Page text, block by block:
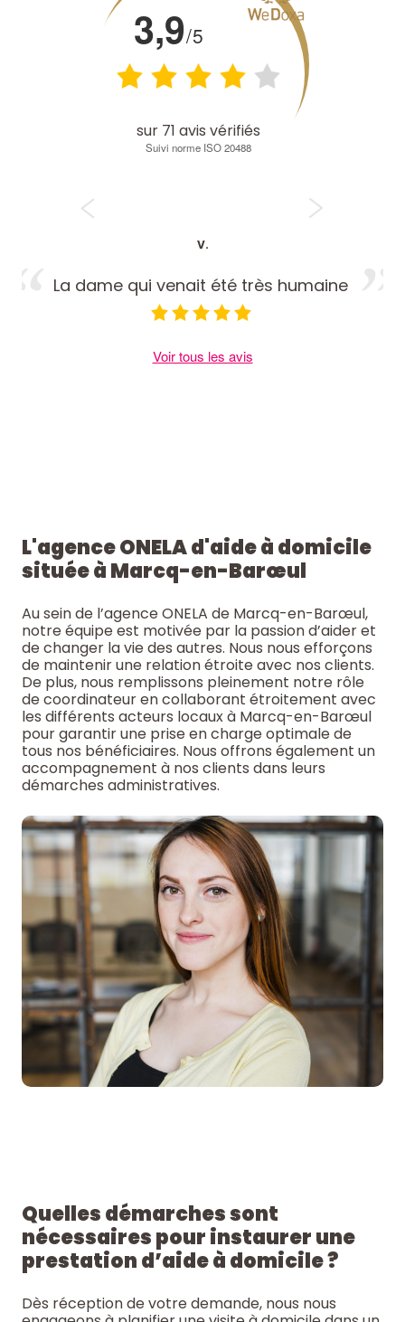
3,9/5
sur 71 avis vérifiés
Suivi norme ISO 20488
V.
La dame qui venait été très humaine
Voir tous les avis
L'agence ONELA d'aide à domicile
située à Marcq-en-Barœul
Au sein de l’agence ONELA de Marcq-en-Barœul,
notre équipe est motivée par la passion d’aider et
de changer la vie des autres. Nous nous efforçons
de maintenir une relation étroite avec nos clients.
De plus, nous remplissons pleinement notre rôle
de coordinateur en collaborant étroitement avec
les différents acteurs locaux à Marcq-en-Barœul
pour garantir une prise en charge optimale de
tous nos bénéficiaires. Nous offrons également un
accompagnement à nos clients dans leurs
démarches administratives.
Quelles démarches sont
nécessaires pour instaurer une
prestation d’aide à domicile ?
Dès réception de votre demande, nous nous